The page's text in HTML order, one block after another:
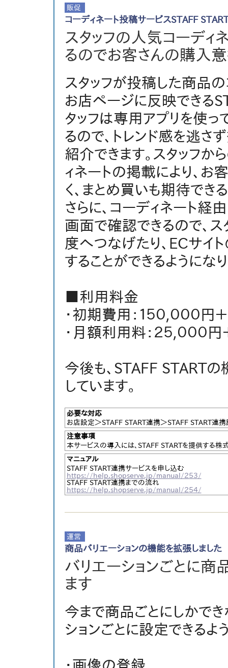
コーディネート投稿サービスSTAFF START
スタッフの人気コーディ
るのでお客さんの購入
スタッフが投稿した商品の
お店ページに反映できる
タッフは専用アプリを使
るので、トレンド感を逃
紹介できます。スタッフか
ィネートの掲載により、
く、まとめ買いも期待でき
さらに、コーディネート
画面で確認できるので、
度へつなげたり、ECサイ
することができるようになり
■利用料金
・初期費用：１５０,０００円
・月額利用料：２５,０００
今後も、STAFF START
しています。
必要な対応
お店設定＞STAFF START連携＞STAFF START連
注意事項
本サービスの導入には、STAFF STARTを提供する株
マニュアル
STAFF START連携サービスを申し込む
https://help.shopserve.jp/manual/253/
STAFF START連携までの流れ
https://help.shopserve.jp/manual/254/
商品バリエーションの機能を拡張しました
バリエーションごとに商
ます
今まで商品ごとにしかで
ションごとに設定できるよ
・画像の登録